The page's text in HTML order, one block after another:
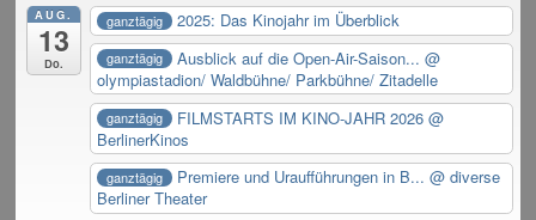
AUG.
13
Do.
ganztägig 2025: Das Kinojahr im Überblick
ganztägig Ausblick auf die Open-Air-Saison... @
olympiastadion/ Waldbühne/ Parkbühne/ Zitadelle
ganztägig FILMSTARTS IM KINO-JAHR 2026 @
BerlinerKinos
ganztägig Premiere und Uraufführungen in B... @ diverse
Berliner Theater